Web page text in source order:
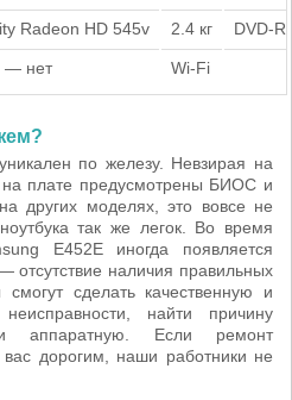
Radeon HD 545v 2.4 кг DVD-
— нет Wi-Fi
по железу. Невзирая на
на плате предусмотрены БИОС и
других моделях, это вовсе не
так же легок. Во время
E452E иногда появляется
отсутствие наличия правильных
сделать качественную и
неисправности, найти причину
аппаратную. Если ремонт
дорогим, наши работники не